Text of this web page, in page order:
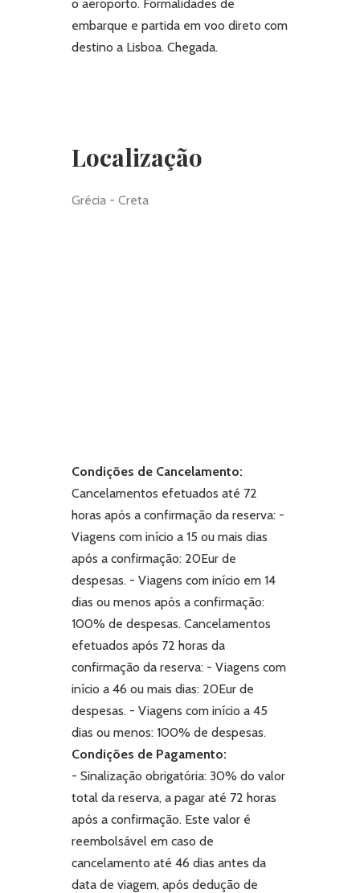
o aeroporto. Formalidades de
embarque e partida em voo direto com
destino a Lisboa. Chegada.
Localização
Grécia - Creta
Condições de Cancelamento:
Cancelamentos efetuados até 72
horas após a confirmação da reserva: -
Viagens com início a 15 ou mais dias
após a confirmação: 20Eur de
despesas. - Viagens com início em 14
dias ou menos após a confirmação:
100% de despesas. Cancelamentos
efetuados após 72 horas da
confirmação da reserva: - Viagens com
início a 46 ou mais dias: 20Eur de
despesas. - Viagens com início a 45
dias ou menos: 100% de despesas.
Condições de Pagamento:
- Sinalização obrigatória: 30% do valor
total da reserva, a pagar até 72 horas
após a confirmação. Este valor é
reembolsável em caso de
cancelamento até 46 dias antes da
data de viagem, após dedução de